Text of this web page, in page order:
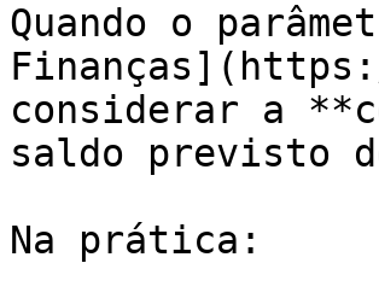
Quando o
considerar a
saldo previsto
Na prática: